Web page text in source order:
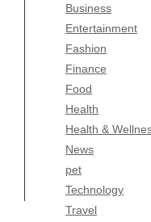
Business
Entertainment
Fashion
Finance
Food
Health
Health &
News
pet
Technology
Travel
Health
Health & Wellness
News
pet
Technology
Travel
Wellness